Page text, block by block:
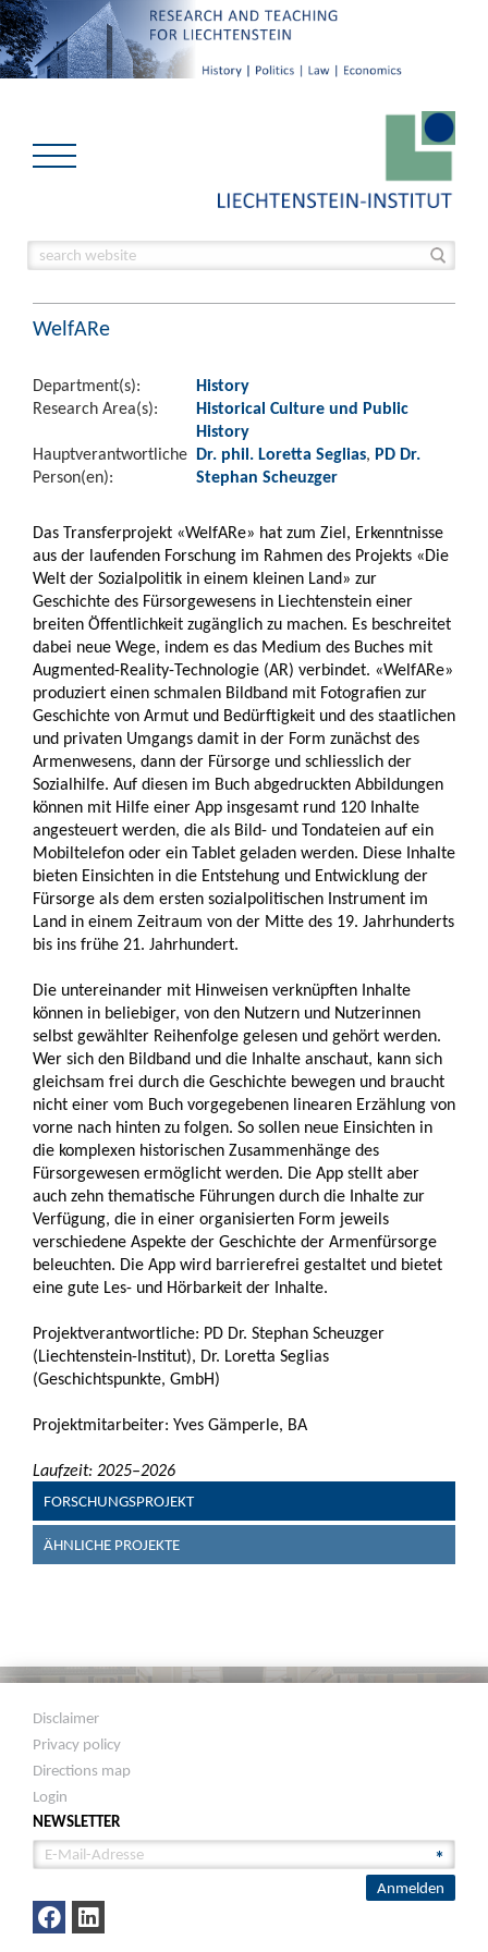
WelfARe
Department(s):
History
Research Area(s):
Historical Culture und Public
History
Hauptverantwortliche
Person(en):
Dr. phil. Loretta Seglias, PD Dr.
Stephan Scheuzger
Das Transferprojekt «WelfARe» hat zum Ziel, Erkenntnisse
aus der laufenden Forschung im Rahmen des Projekts «Die
Welt der Sozialpolitik in einem kleinen Land» zur
Geschichte des Fürsorgewesens in Liechtenstein einer
breiten Öffentlichkeit zugänglich zu machen. Es beschreitet
dabei neue Wege, indem es das Medium des Buches mit
Augmented-Reality-Technologie (AR) verbindet. «WelfARe»
produziert einen schmalen Bildband mit Fotografien zur
Geschichte von Armut und Bedürftigkeit und des staatlichen
und privaten Umgangs damit in der Form zunächst des
Armenwesens, dann der Fürsorge und schliesslich der
Sozialhilfe. Auf diesen im Buch abgedruckten Abbildungen
können mit Hilfe einer App insgesamt rund 120 Inhalte
angesteuert werden, die als Bild- und Tondateien auf ein
Mobiltelefon oder ein Tablet geladen werden. Diese Inhalte
bieten Einsichten in die Entstehung und Entwicklung der
Fürsorge als dem ersten sozialpolitischen Instrument im
Land in einem Zeitraum von der Mitte des 19. Jahrhunderts
bis ins frühe 21. Jahrhundert.
Die untereinander mit Hinweisen verknüpften Inhalte
können in beliebiger, von den Nutzern und Nutzerinnen
selbst gewählter Reihenfolge gelesen und gehört werden.
Wer sich den Bildband und die Inhalte anschaut, kann sich
gleichsam frei durch die Geschichte bewegen und braucht
nicht einer vom Buch vorgegebenen linearen Erzählung von
vorne nach hinten zu folgen. So sollen neue Einsichten in
die komplexen historischen Zusammenhänge des
Fürsorgewesen ermöglicht werden. Die App stellt aber
auch zehn thematische Führungen durch die Inhalte zur
Verfügung, die in einer organisierten Form jeweils
verschiedene Aspekte der Geschichte der Armenfürsorge
beleuchten. Die App wird barrierefrei gestaltet und bietet
eine gute Les- und Hörbarkeit der Inhalte.
Projektverantwortliche: PD Dr. Stephan Scheuzger
(Liechtenstein-Institut), Dr. Loretta Seglias
(Geschichtspunkte, GmbH)
Projektmitarbeiter: Yves Gämperle, BA
Laufzeit: 2025–2026
FORSCHUNGSPROJEKT
ÄHNLICHE PROJEKTE
Disclaimer
Privacy policy
Directions map
Login
NEWSLETTER